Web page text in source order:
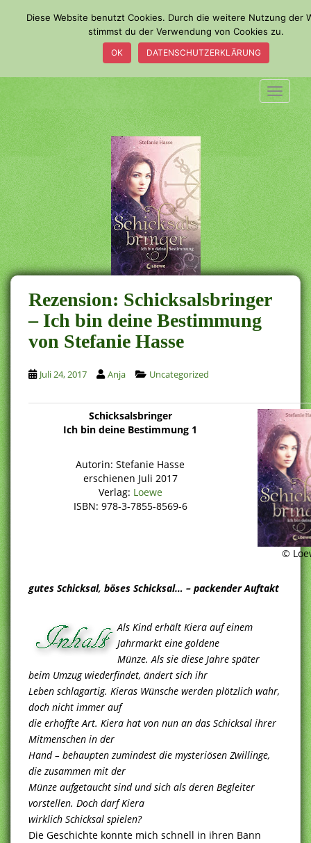
a
i
n
c
o
n
t
e
n
t
Rezension: Schicksalsbringer
– Ich bin deine Bestimmung
von Stefanie Hasse
Juli 24, 2017 Anja Uncategorized
Schicksalsbringer
Ich bin deine Bestimmung 1
Autorin: Stefanie Hasse
erschienen Juli 2017
Verlag: Loewe
ISBN: 978-3-7855-8569-6
©
gutes Schicksal, böses Schicksal… – packender Auftakt
Als Kind erhält Kiera auf einem
Jahrmarkt eine goldene
Münze. Als sie diese Jahre später
beim Umzug wiederfindet, ändert sich ihr
Leben schlagartig. Kieras Wünsche werden plötzlich wahr,
doch nicht immer auf
die erhoffte Art. Kiera hat von nun an das Schicksal ihrer
Mitmenschen in der
Hand – behaupten zumindest die mysteriösen Zwillinge,
die zusammen mit der
Münze aufgetaucht sind und sich als deren Begleiter
vorstellen. Doch darf Kiera
wirklich Schicksal spielen?
Die Geschichte konnte mich schnell in ihren Bann
Diese Website benutzt Cookies. Durch die weitere Nutzung der
stimmst du der Verwendung von Cookies zu.
OK DATENSCHUTZERKLÄRUNG